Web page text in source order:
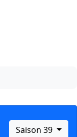
Saison 39